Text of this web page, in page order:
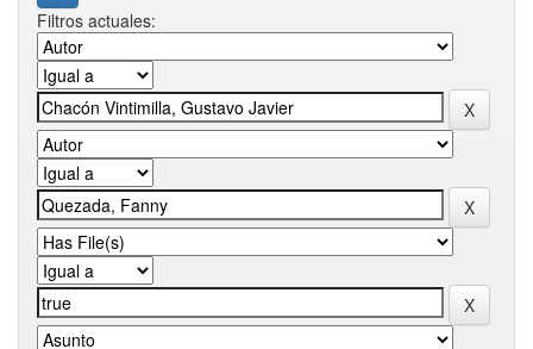
Filtros actuales: